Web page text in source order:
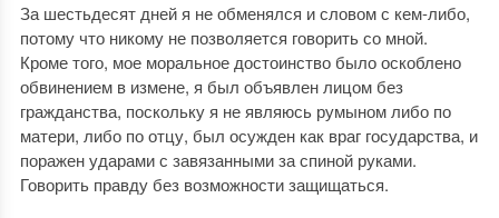
За шестьдесят дней я не обменялся и словом с кем-либо,
потому что никому не позволяется говорить со мной.
Кроме того, мое моральное достоинство было оскоблено
обвинением в измене, я был объявлен лицом без
гражданства, поскольку я не являюсь румыном либо по
матери, либо по отцу, был осужден как враг государства, и
поражен ударами с завязанными за спиной руками.
Говорить правду без возможности защищаться.